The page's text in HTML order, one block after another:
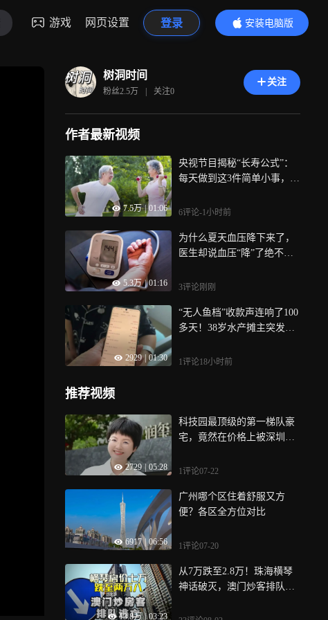
游戏 网页设置 登录
安装电脑版
内容更精彩
树洞时间
粉丝2.5万 | 关注0
关注
作者最新视频
7.5万 | 01:06
央视节目揭秘“长寿公式”：
每天做到这3件简单小事，预
6评论-1小时前
5.3万 | 01:16
为什么夏天血压降下来了，
医生却说血压“降”了绝不是
3评论刚刚
2929 01:30
“无人鱼档”收款声连响了100
多天！38岁水产摊主突发脑
轮流看摊
1评论18小时前
推荐视频
2729 05:28
科技园最顶级的第一梯队豪
宅，竟然在价格上被深圳湾
压着，为什么
1评论07-22
6917 06:56
广州哪个区住着舒服又方
便？各区全方位对比
1评论07-20
13.8万 | 03:23
从7万跌至2.8万！珠海横琴
神话破灭，澳门炒客排队断